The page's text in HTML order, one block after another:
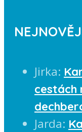
Jirka:
cestách
Jarda: